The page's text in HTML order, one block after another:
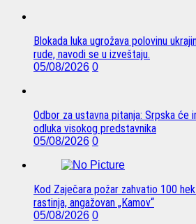
Blokada luka ugrožava polovinu
rude, navodi se u izveštaju.
05/08/2026 0
Odbor za ustavna pitanja: Srpska će
odluka visokog predstavnika
05/08/2026 0
Kod Zaječara požar zahvatio 100
rastinja, angažovan „Kamov“
05/08/2026 0